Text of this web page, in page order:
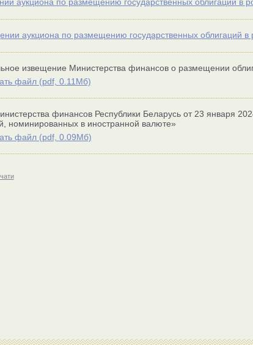
аукциона по размещению государственных облигаций в
извещение Министерства финансов о размещении
файл (pdf, 0.11Мб)
финансов Республики Беларусь от 23 января
номинированных в иностранной валюте»
файл (pdf, 0.09Мб)